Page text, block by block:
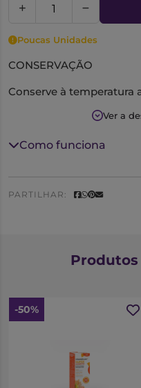
Poucas Unidades
CONSERVAÇÃO
Conserve à temperatura
da luz e da humidade
Mantenha afastado do
PRECAUÇÕES NA
AMAMENTAÇÃO
Ver a
Como funciona
PARTILHAR:
Produtos
-50%